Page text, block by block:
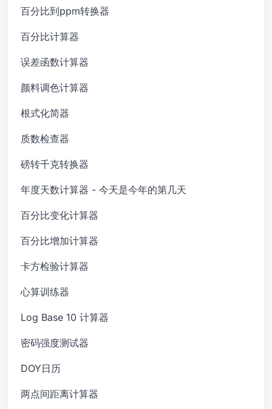
百分比到ppm转换器
百分比计算器
误差函数计算器
颜料调色计算器
根式化简器
质数检查器
磅转千克转换器
年度天数计算器 - 今天是今年的第几天
百分比变化计算器
百分比增加计算器
卡方检验计算器
心算训练器
Log Base 10 计算器
密码强度测试器
DOY日历
两点间距离计算器